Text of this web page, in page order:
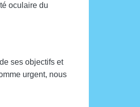
oculaire du
ses objectifs et
urgent, nous